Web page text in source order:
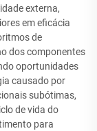
externa,
em eficácia
de
dos componentes
oportunidades
causado por
subótimas,
de vida do
para